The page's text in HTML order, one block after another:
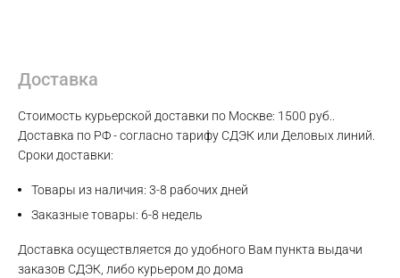
Доставка
Стоимость курьерской доставки по Москве: 1500 руб..
Доставка по РФ - согласно тарифу СДЭК или Деловых линий.
Сроки доставки:
Товары из наличия: 3-8 рабочих дней
Заказные товары: 6-8 недель
Доставка осуществляется до удобного Вам пункта выдачи
заказов СДЭК, либо курьером до дома